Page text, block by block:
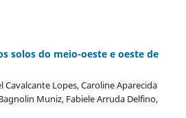
solos do meio-oeste e oeste de
Cavalcante Lopes, Caroline Aparecida
Muniz, Fabiele Arruda Delfino,